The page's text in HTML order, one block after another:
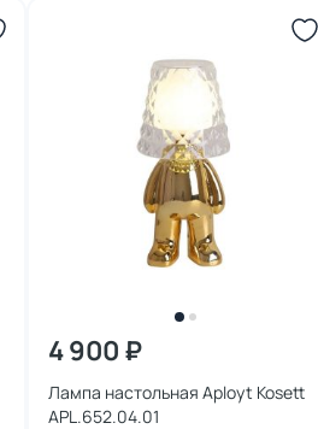
4 900 ₽
Лампа настольная Aployt Kosett
APL.652.04.01